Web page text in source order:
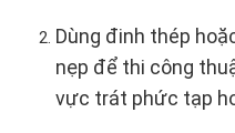
Dùng đinh thép
nẹp để thi công
vực trát phức tạp